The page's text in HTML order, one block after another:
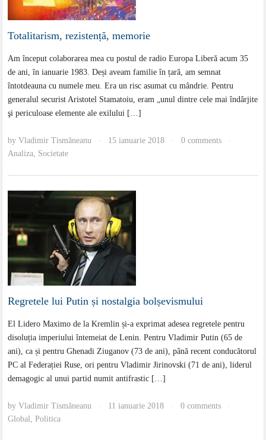
Totalitarism, rezistență, memorie
Am început colaborarea mea cu postul de radio Europa Liberă acum 35
de ani, în ianuarie 1983. Deși aveam familie în țară, am semnat
întotdeauna cu numele meu. Era un risc asumat cu mândrie. Pentru
generalul securist Aristotel Stamatoiu, eram „unul dintre cele mai îndârjite
şi periculoase elemente ale exilului […]
byVladimir Tismăneanu · 15 ianuarie 2018 · 0 comments ·
Analiza, Societate
Regretele lui Putin și nostalgia bolșevismului
El Lidero Maximo de la Kremlin și-a exprimat adesea regretele pentru
disoluția imperiului întemeiat de Lenin. Pentru Vladimir Putin (65 de
ani), ca și pentru Ghenadi Ziuganov (73 de ani), până recent conducătorul
PC al Federației Ruse, ori pentru Vladimir Jirinovski (71 de ani), liderul
demagogic al unui partid numit antifrastic […]
byVladimir Tismăneanu · 11 ianuarie 2018 · 0 comments ·
Global ,Politica